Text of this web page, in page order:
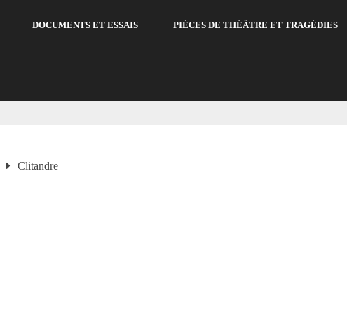
DOCUMENTS ET ESSAIS PIÈCES DE THÉÂTRE ET TRAGÉDIES
Clitandre